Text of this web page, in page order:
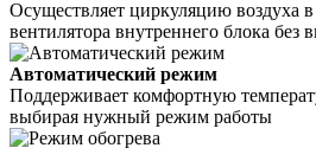
Осуществляет циркуляцию
вентилятора внутреннего блока без
Автоматический режим
Поддерживает комфортную
выбирая нужный режим работы